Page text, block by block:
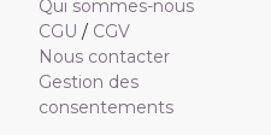
Qui sommes-nous
CGU / CGV
Nous contacter
Gestion des
consentements